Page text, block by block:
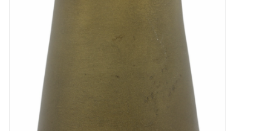
Kaarsenhouders
LED Kaarsen
Kaarsen accessoires
Relatiegeschenken & Bedankjes